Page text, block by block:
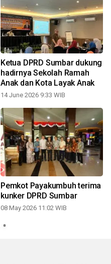
Ketua DPRD Sumbar dukung
hadirnya Sekolah Ramah
Anak dan Kota Layak Anak
14 June 2026 9:33 WIB
Pemkot Payakumbuh terima
kunker DPRD Sumbar
08 May 2026 11:02 WIB